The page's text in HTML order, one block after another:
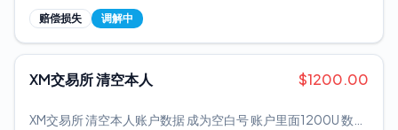
旦被收割，钱基本追不回来。 前期可能小额提现秒到，等资金
个盘2025年初低调上线，前期低收益积累用户。进入2026
年，开始限制部分团队提现，元宵节又推出日息2%的高福利
项目——这是典型的收割信号：用高息刺激最后一批资金入
知，1月2日凌晨6点25分邮件收到提高保证金通知，随后6点
45分强平我0.4手，《一共0.6手》，7点开盘高开剩下0.2盈
利70点出局，后我找平台申诉，平台说因为新年提高保证金，
时间段即停盘时间段，后平台不承认违规。
赔偿损失 调解中
XM交易所 清空本人 $1200.00
XM交易所 清空本人账户数据 成为空白号 账户里面1200U 数据